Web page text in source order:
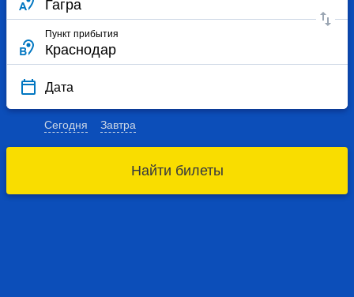
Пункт прибытия
Дата
Сегодня Завтра
Найти билеты